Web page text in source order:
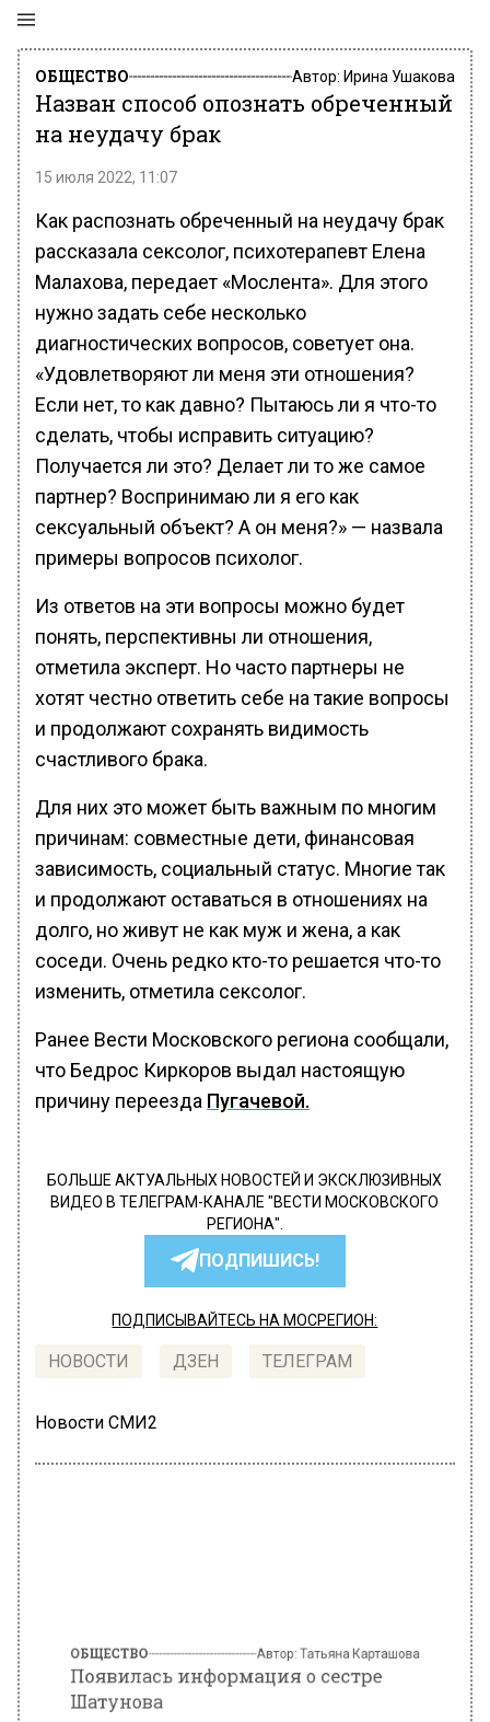
ОБЩЕСТВО Автор: Ирина Ушакова
Назван способ опознать обреченный
на неудачу брак
15 июля 2022, 11:07
Как распознать обреченный на неудачу брак
рассказала сексолог, психотерапевт Елена
Малахова, передает «Мослента». Для этого
нужно задать себе несколько
диагностических вопросов, советует она.
«Удовлетворяют ли меня эти отношения?
Если нет, то как давно? Пытаюсь ли я что-то
сделать, чтобы исправить ситуацию?
Получается ли это? Делает ли то же самое
партнер? Воспринимаю ли я его как
сексуальный объект? А он меня?» — назвала
примеры вопросов психолог.
Из ответов на эти вопросы можно будет
понять, перспективны ли отношения,
отметила эксперт. Но часто партнеры не
хотят честно ответить себе на такие вопросы
и продолжают сохранять видимость
счастливого брака.
Для них это может быть важным по многим
причинам: совместные дети, финансовая
зависимость, социальный статус. Многие так
и продолжают оставаться в отношениях на
долго, но живут не как муж и жена, а как
соседи. Очень редко кто-то решается что-то
изменить, отметила сексолог.
Ранее Вести Московского региона сообщали,
что Бедрос Киркоров выдал настоящую
причину переезда Пугачевой.
БОЛЬШЕ АКТУАЛЬНЫХ НОВОСТЕЙ И ЭКСКЛЮЗИВНЫХ
ВИДЕО В ТЕЛЕГРАМ-КАНАЛЕ "ВЕСТИ МОСКОВСКОГО
РЕГИОНА".
ПОДПИШИСЬ!
ПОДПИСЫВАЙТЕСЬ НА МОСРЕГИОН:
НОВОСТИ ДЗЕН ТЕЛЕГРАМ
Новости СМИ2
15 июля 2022, 11:03
Дядя Саша из Башкирского села Старая